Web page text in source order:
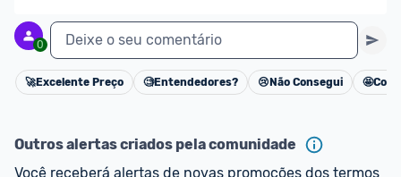
0 Deixe o seu comentário
Cancelar
🚀Excelente Preço 🧐Entendedores? 😢 Não Consegui 🤩
Outros alertas criados pela comunidade
Você receberá alertas de novas promoções dos termos